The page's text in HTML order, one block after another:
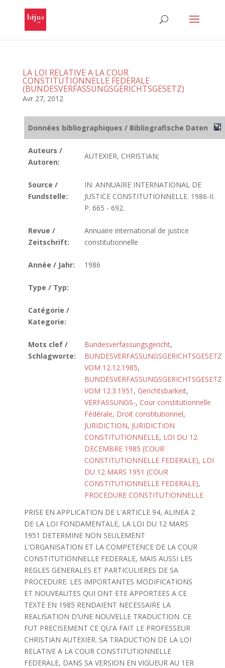
LA LOI RELATIVE A LA COUR
CONSTITUTIONNELLE FEDERALE
(BUNDESVERFASSUNGSGERICHTSGESETZ)
Avr 27, 2012
Données bibliographiques / Bibliografische Daten
Auteurs /
Autoren:
AUTEXIER, CHRISTIAN;
Source /
Fundstelle:
IN: ANNUAIRE INTERNATIONAL DE
JUSTICE CONSTITUTIONNELLE. 1986-II.
P. 665 - 692.
Revue /
Zeitschrift:
Annuaire international de justice
constitutionnelle
Année / Jahr: 1986
Type / Typ:
Catégorie /
Kategorie:
Mots clef /
Schlagworte:
Bundesverfassungsgericht,
BUNDESVERFASSUNGSGERICHTSGESETZ
VOM 12.12.1985,
BUNDESVERFASSUNGSGERICHTSGESETZ
VOM 12.3.1951 , Gerichtsbarkeit,
VERFASSUNGS-, Cour constitutionnelle
Fédérale, Droit constitutionnel,
JURIDICTION, JURIDICTION
CONSTITUTIONNELLE, LOI DU 12
DECEMBRE 1985 (COUR
CONSTITUTIONNELLE FEDERALE), LOI
DU 12 MARS 1951 (COUR
CONSTITUTIONNELLE FEDERALE),
PROCEDURE CONSTITUTIONNELLE
PRISE EN APPLICATION DE L'ARTICLE 94, ALINEA 2
DE LA LOI FONDAMENTALE, LA LOI DU 12 MARS
1951 DETERMINE NON SEULEMENT
L'ORGANISATION ET LA COMPETENCE DE LA COUR
CONSTITUTIONNELLE FEDERALE, MAIS AUSSI LES
REGLES GENERALES ET PARTICULIERES DE SA
PROCEDURE. LES IMPORTANTES MODIFICATIONS
ET NOUVEAUTES QUI ONT ETE APPORTEES A CE
TEXTE EN 1985 RENDAIENT NECESSAIRE LA
REALISATION D'UNE NOUVELLE TRADUCTION. CE
FUT PRECISEMENT CE QU'A FAIT LE PROFESSEUR
CHRISTIAN AUTEXIER. SA TRADUCTION DE LA LOI
RELATIVE A LA COUR CONSTITUTIONNELLE
FEDERALE, DANS SA VERSION EN VIGUEUR AU 1ER